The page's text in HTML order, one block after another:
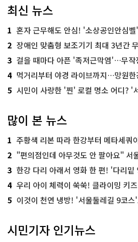
최신 뉴스
1 혼자 근무해도 안심! '소상공인안심
2 장애인 맞춤형 보조기기 최대 3년간 무상
3 걸을 때마다 아픈 '족저근막염'…무작정 참
4 먹거리부터 야경 라이브까지…망원
5 시민이 사랑한 '찐' 로컬 명소 어디? '서
많이 본 뉴스
1 주황색 리본 따라 한강부터 메타세쿼이아 숲
2 "편의점인데 아무것도 안 팔아요" 서울에서 가
3 한강 다리 아래서 영화 한 편! '다리밑
4 우리 아이 체력이 쑥쑥! 클라이밍 키
5 이것이 천연 냉방! '서울둘레길 9코
시민기자 인기뉴스